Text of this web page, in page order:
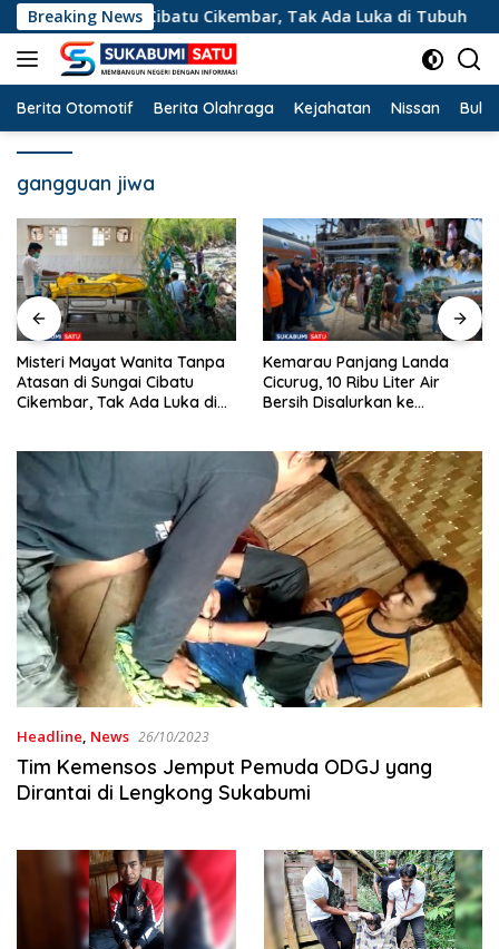
Langsung
ke
konten
Breaking News
Sungai Cibatu Cikembar, Tak Ada Luka di Tubuh
Berita Otomotif Berita Olahraga Kejahatan Nissan
gangguan jiwa
Kemarau Panjang Landa
Cicurug, 10 Ribu Liter Air
Bersih Disalurkan ke
Ahmad Hidayat Raih Suara
Terbanyak dan Pimpin MW
KAHMI Jabar, Ini 7 Presidium
Headline, News 26/10/2023
Tim Kemensos Jemput Pemuda ODGJ yang
Dirantai di Lengkong Sukabumi